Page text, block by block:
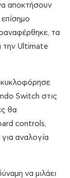
αποκτήσουν
τα
την Ultimate
Switch στις
θα
controls,
αναλογία
να μιλάει